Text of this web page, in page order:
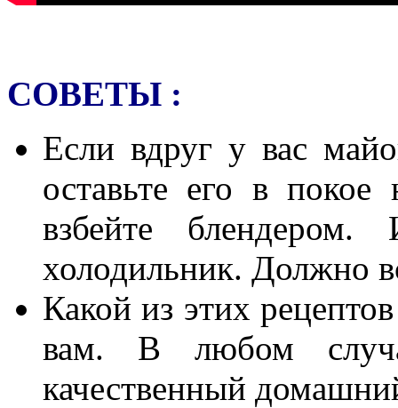
СОВЕТЫ :
Если вдруг у вас
оставьте его в
взбейте
холодильник. Должно
Какой из этих
вам. В любом
качественный